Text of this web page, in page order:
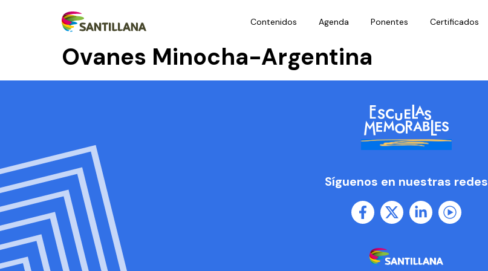
Contenidos Agenda Ponentes Certificados
Ovanes Minocha-Argentina
Síguenos en nuestras redes